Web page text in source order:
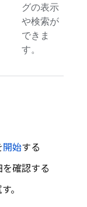
グの表示
や検索が
できま
す。
開始する
確認する
。